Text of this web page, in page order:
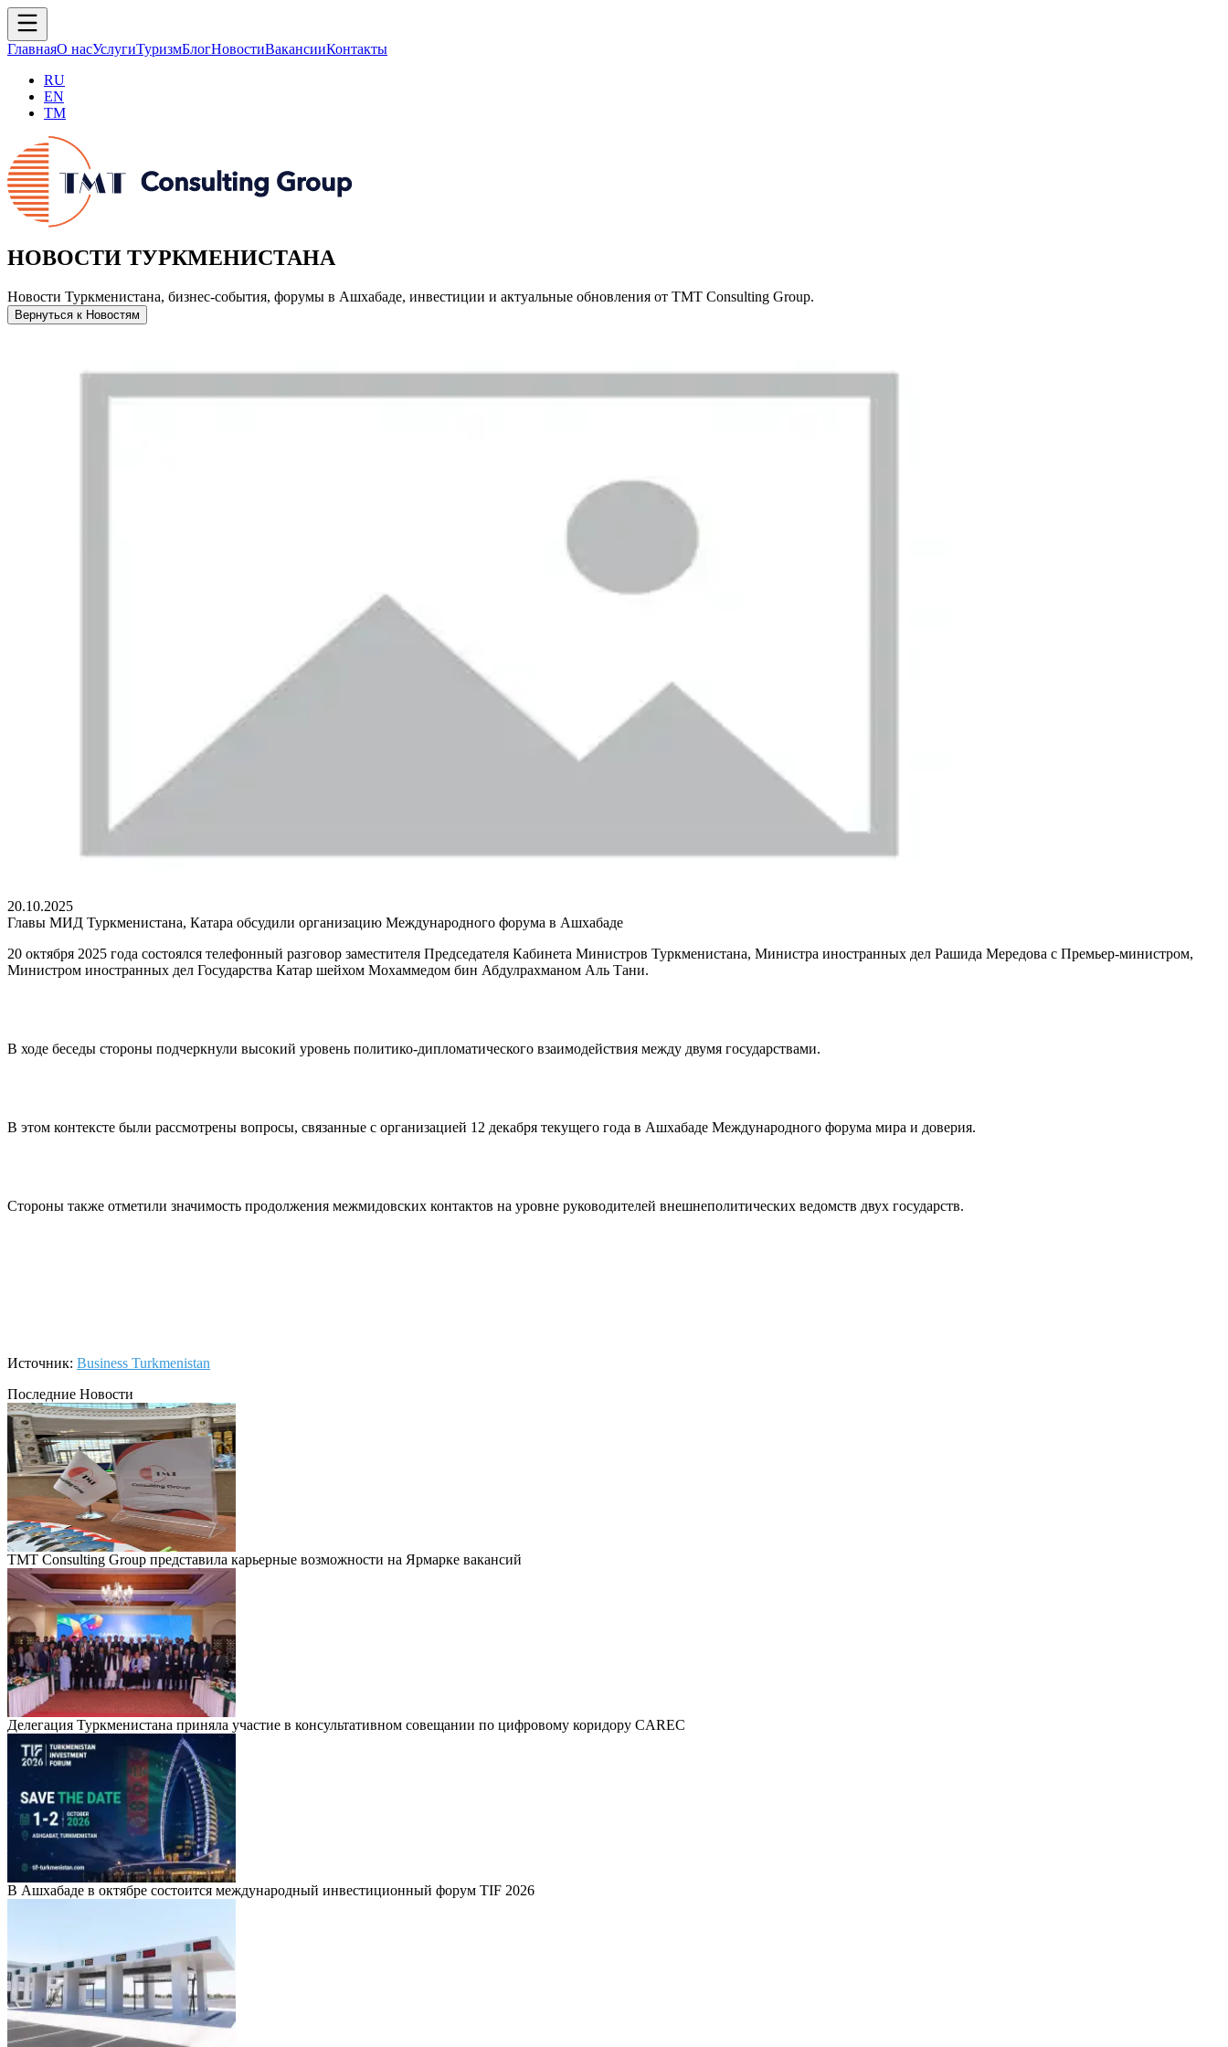
ГлавнаяО насУслугиТуризмБлогНовостиВакансииКонтакты
RU
EN
TM
НОВОСТИ ТУРКМЕНИСТАНА
Новости Туркменистана, бизнес-события, форумы в Ашхабаде, инвестиции и актуальные обновления от TMT Consulting Group.
Вернуться к Новостям
20.10.2025
Главы МИД Туркменистана, Катара обсудили организацию Международного форума в Ашхабаде
20 октября 2025 года состоялся телефонный разговор заместителя Председателя Кабинета Министров Туркменистана, Министра иностранных дел Рашида Мередова с Премьер-министром,
Министром иностранных дел Государства Катар шейхом Мохаммедом бин Абдулрахманом Aль Тани.
В ходе беседы стороны подчеркнули высокий уровень политико-дипломатического взаимодействия между двумя государствами.
В этом контексте были рассмотрены вопросы, связанные с организацией 12 декабря текущего года в Ашхабаде Международного форума мира и доверия.
Стороны также отметили значимость продолжения межмидовских контактов на уровне руководителей внешнеполитических ведомств двух государств.
Источник: Business Turkmenistan
Последние Новости
TMT Consulting Group представила карьерные возможности на Ярмарке вакансий
Делегация Туркменистана приняла участие в консультативном совещании по цифровому коридору CAREC
В Ашхабаде в октябре состоится международный инвестиционный форум TIF 2026